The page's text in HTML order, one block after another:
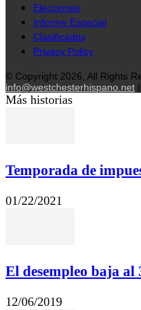
Elecciones
Informe Especial
Clasificados
Privacy Policy
© Copyright 2026, All Rights
info@westchesterhispano.net
Más historias
Temporada de
01/22/2021
El desempleo baja al
12/06/2019